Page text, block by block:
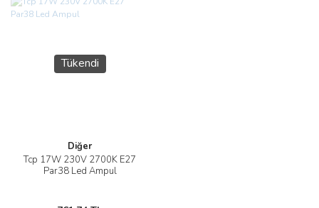
Tükendi
Diğer
Tcp 17W 230V 2700K E27
Par38 Led Ampul